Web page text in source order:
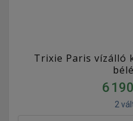
Trixie Paris vízálló
6 190
2